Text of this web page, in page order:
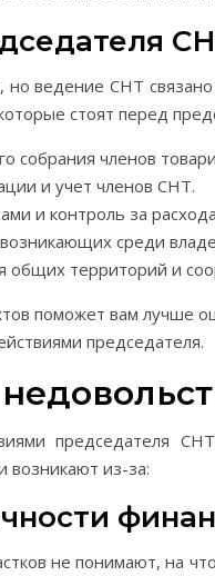
но ведение СНТ
стоят перед
собрания членов
и учет членов СНТ.
и контроль за
среди
общих территорий и
поможет вам лучше
председателя.
председателя
возникают из-за:
не понимают, на